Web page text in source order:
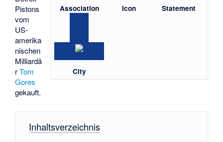
Association Icon Statement
City
Pistons
vom
US-
amerika
nischen
Milliardä
rTom
Gores
gekauft.
Inhaltsverzeichnis